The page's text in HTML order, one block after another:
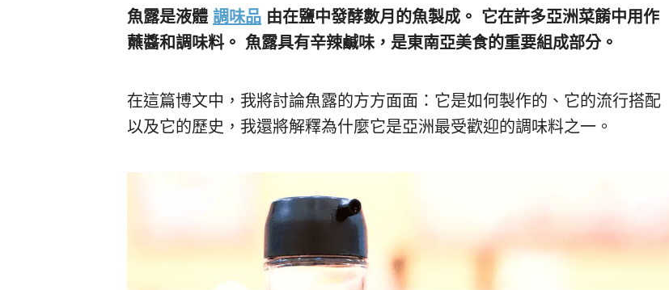
魚露是液體 調味品 由在鹽中發酵數月的魚製成。 它在許多亞洲菜餚中用作
蘸醬和調味料。 魚露具有辛辣鹹味，是東南亞美食的重要組成部分。
在這篇博文中，我將討論魚露的方方面面：它是如何製作的、它的流行搭配
以及它的歷史，我還將解釋為什麼它是亞洲最受歡迎的調味料之一。